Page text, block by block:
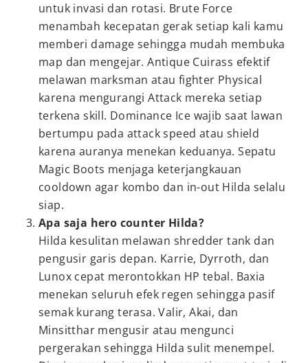
untuk invasi dan rotasi. Brute Force
menambah kecepatan gerak setiap kali kamu
memberi damage sehingga mudah membuka
map dan mengejar. Antique Cuirass efektif
melawan marksman atau fighter Physical
karena mengurangi Attack mereka setiap
terkena skill. Dominance Ice wajib saat lawan
bertumpu pada attack speed atau shield
karena auran­ya menekan keduanya. Sepatu
Magic Boots menjaga keterjangkauan
cooldown agar kombo dan in-out Hilda selalu
siap.
Apa saja hero counter Hilda?
Hilda kesulitan melawan shredder tank dan
pengusir garis depan. Karrie, Dyrroth, dan
Lunox cepat merontokkan HP tebal. Baxia
menekan seluruh efek regen sehingga pasif
semak kurang terasa. Valir, Akai, dan
Minsitthar mengusir atau mengunci
pergerakan sehingga Hilda sulit menempel.